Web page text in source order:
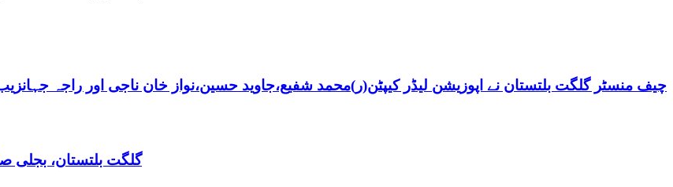
چیف منسٹر گلگت بلتستان نے اپوزیشن لیڈر کیپٹن(ر)محمد شفیع،جاوید حسین،نواز خان ناجی اور راجہ
گلگت بلتستان، بجلی صارفین30کروڈ کے ڈیفالٹر نکلے,ریکوری کے